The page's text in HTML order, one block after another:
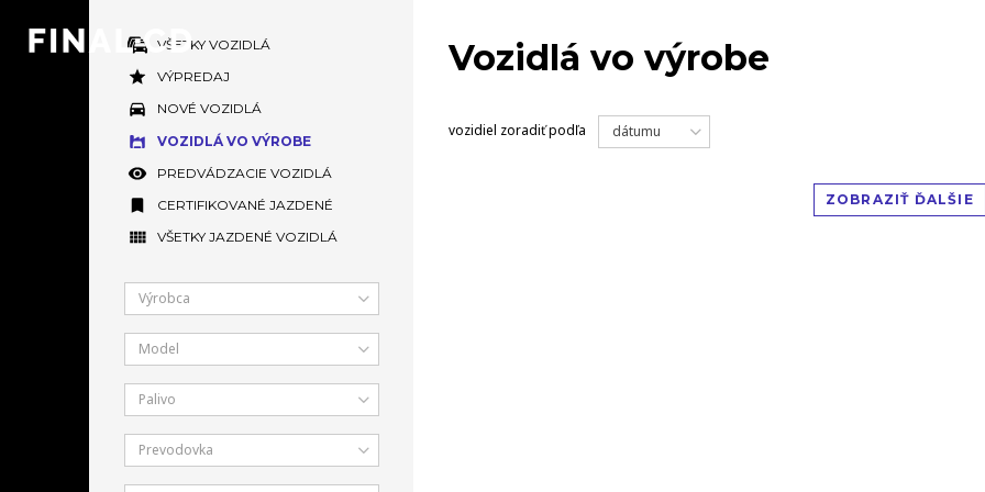
VŠETKY VOZIDLÁ
VÝPREDAJ
NOVÉ VOZIDLÁ
VOZIDLÁ VO VÝROBE
PREDVÁDZACIE VOZIDLÁ
CERTIFIKOVANÉ JAZDENÉ
VŠETKY JAZDENÉ VOZIDLÁ
Výrobca
Model
Palivo
Prevodovka
Vozidlá vo výrobe
vozidiel zoradiť podľa dátumu
ZOBRAZIŤ ĎALŠIE